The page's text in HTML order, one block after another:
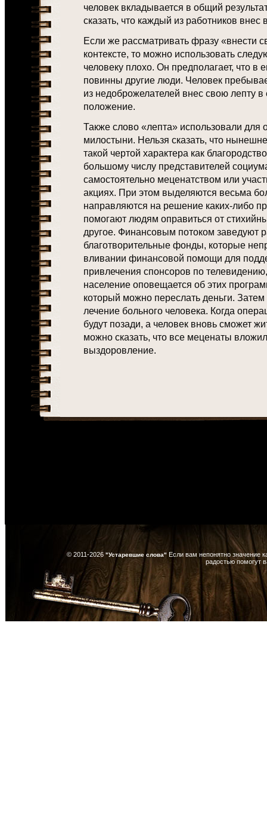
человек вкладывается в общий
сказать, что каждый из работников внес
Если же рассматривать фразу «внести
контексте, то можно использовать
человеку плохо. Он предполагает, что в
повинны другие люди. Человек
из недоброжелателей внес свою лепту
положение.
Также слово «лепта» использовали для
милостыни. Нельзя сказать, что
такой чертой характера как
большому числу представителей
самостоятельно меценатством или
акциях. При этом выделяются весьма
направляются на решение каких-либо
помогают людям оправиться от
другое. Финансовым потоком заведуют
благотворительные фонды, которые
вливании финансовой помощи для
привлечения спонсоров по
население оповещается об этих
который можно переслать деньги.
лечение больного человека. Когда
будут позади, а человек вновь сможет
можно сказать, что все меценаты
выздоровление.
© 2011-2026 "Устаревшие слова" Если вам непонятно значение
радостью помогут